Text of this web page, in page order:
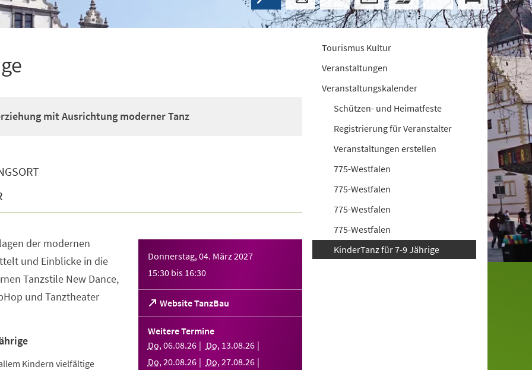
mit Ausrichtung moderner Tanz
Donnerstag, 04. März 2027
15:30 bis 16:30
Website TanzBau
(Öffnet
in
einem
Tab)
Weitere Termine
Do,06.08.26 Do, 13.08.26
Do,20.08.26 Do,27.08.26
der modernen
und Einblicke in die
Tanzstile New Dance,
und Tanztheater
Kindern vielfältige
Tourismus Kultur
Veranstaltungen
Veranstaltungskalender
Schützen- und Heimatfeste
Registrierung für Veranstalter
Veranstaltungen erstellen
775-Westfalen
775-Westfalen
775-Westfalen
775-Westfalen
KinderTanz für 7-9 Jährige